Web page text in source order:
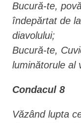
Bucură-te,
îndepărtat de
diavolului;
Bucură-te,
luminătorule al
Condacul 8
Văzând lupta